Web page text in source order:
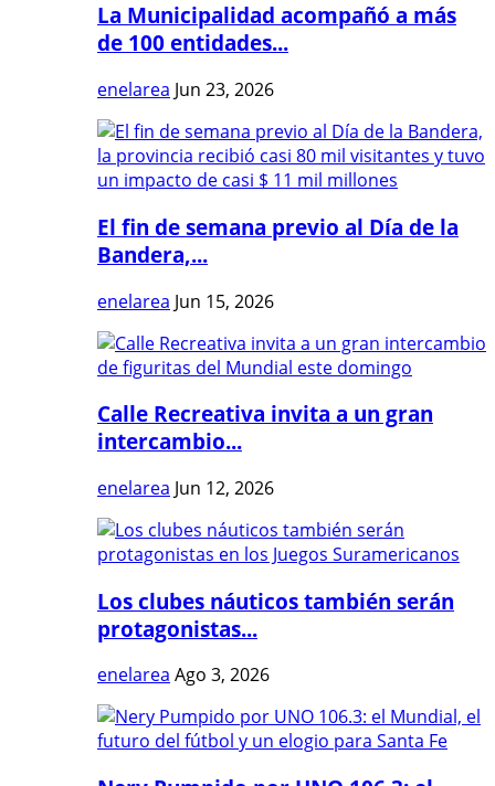
La Municipalidad acompañó a más
de 100 entidades...
enelarea Jun 23, 2026
El fin de semana previo al Día de la
Bandera,...
enelarea Jun 15, 2026
Calle Recreativa invita a un gran
intercambio...
enelarea Jun 12, 2026
Los clubes náuticos también serán
protagonistas...
enelarea Ago 3, 2026